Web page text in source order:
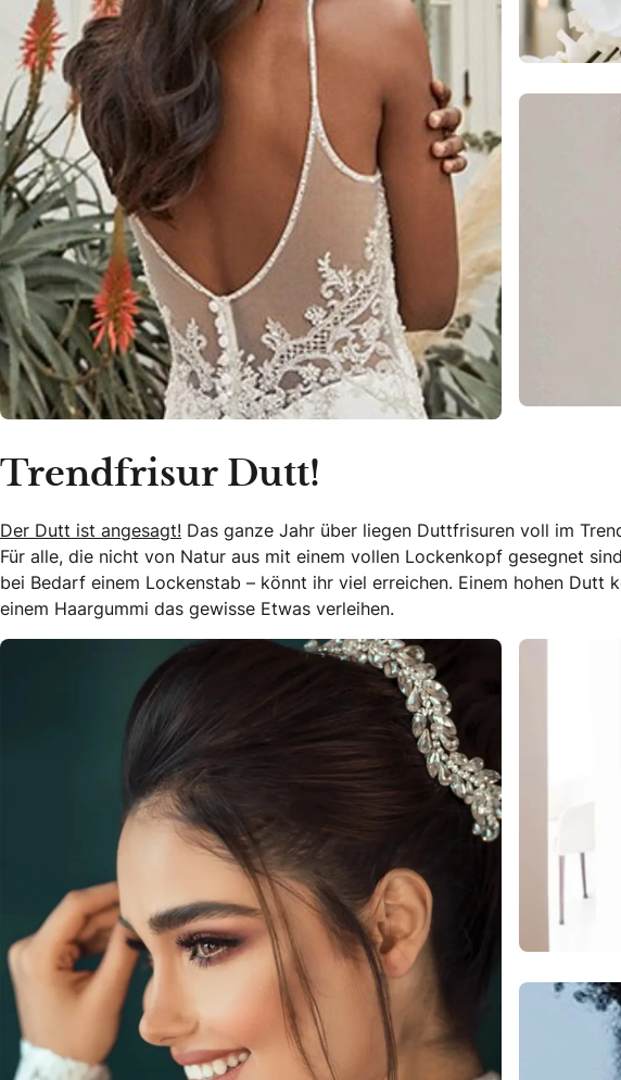
Trendfrisur Dutt!
Der Dutt ist angesagt! Das ganze Jahr über liegen Duttfrisuren voll im
Für alle, die nicht von Natur aus mit einem vollen Lockenkopf gesegnet
bei Bedarf einem Lockenstab – könnt ihr viel erreichen. Einem hohen Dutt
einem Haargummi das gewisse Etwas verleihen.